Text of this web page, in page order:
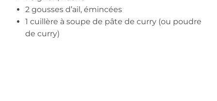
2 gousses d’ail, émincées
1 cuillère à soupe de pâte de curry (ou poudre
de curry)